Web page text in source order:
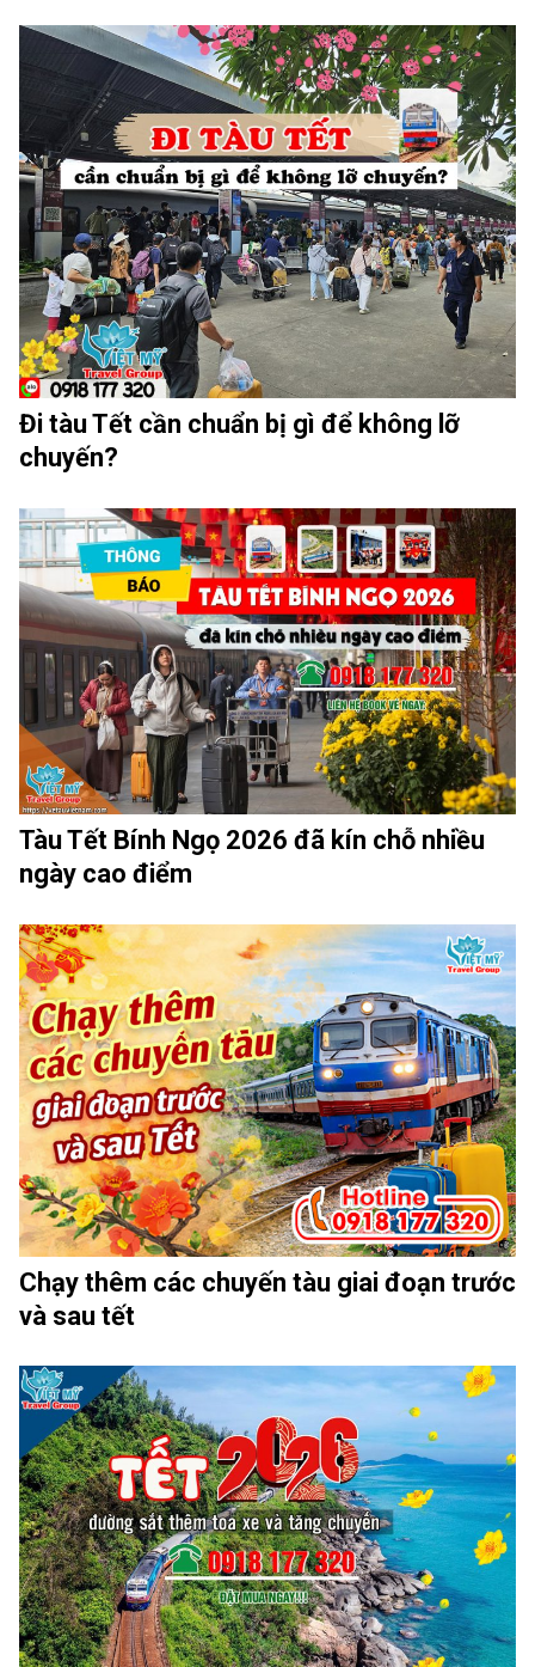
Đi tàu Tết cần chuẩn bị gì để không lỡ
chuyến?
Tàu Tết Bính Ngọ 2026 đã kín chỗ nhiều
ngày cao điểm
Chạy thêm các chuyến tàu giai đoạn trước
và sau tết